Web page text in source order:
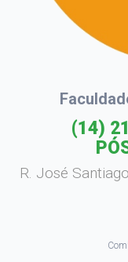
(14)
R. José